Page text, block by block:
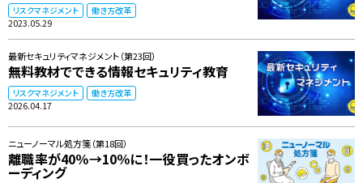
リスクマネジメント 働き方改革
2023.05.29
最新セキュリティマネジメント（第23回）
無料教材でできる情報セキュリティ教育
リスクマネジメント 働き方改革
2026.04.17
ニューノーマル処方箋（第18回）
離職率が40％→10％に！一役買ったオンボ
ーディング